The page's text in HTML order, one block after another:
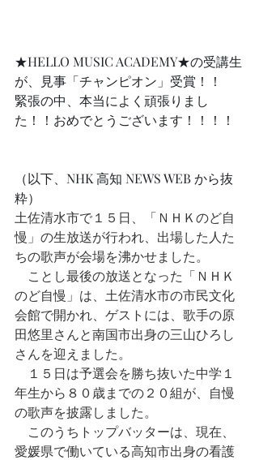
★HELLO MUSIC ACADEMY★の受講生
が、見事「チャンピオン」受賞！！
緊張の中、本当によく頑張りまし
た！！おめでとうございます！！！！
（以下、NHK 高知 NEWS WEB から抜
粋）
土佐清水市で１５日、「ＮＨＫのど自
慢」の生放送が行われ、出場した人た
ちの歌声が会場を沸かせました。
ことし最後の放送となった「ＮＨＫ
のど自慢」は、土佐清水市の市民文化
会館で開かれ、ゲストには、歌手の原
田悠里さんと南国市出身の三山ひろし
さんを迎えました。
１５日は予選会を勝ち抜いた中学１
年生から８０歳までの２０組が、自慢
の歌声を披露しました。
このうちトップバッターは、現在、
愛媛県で働いている高知市出身の看護